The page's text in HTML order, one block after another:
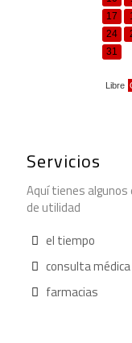
Servicios
Aquí tienes algunos
de utilidad
el tiempo
consulta médica
farmacias